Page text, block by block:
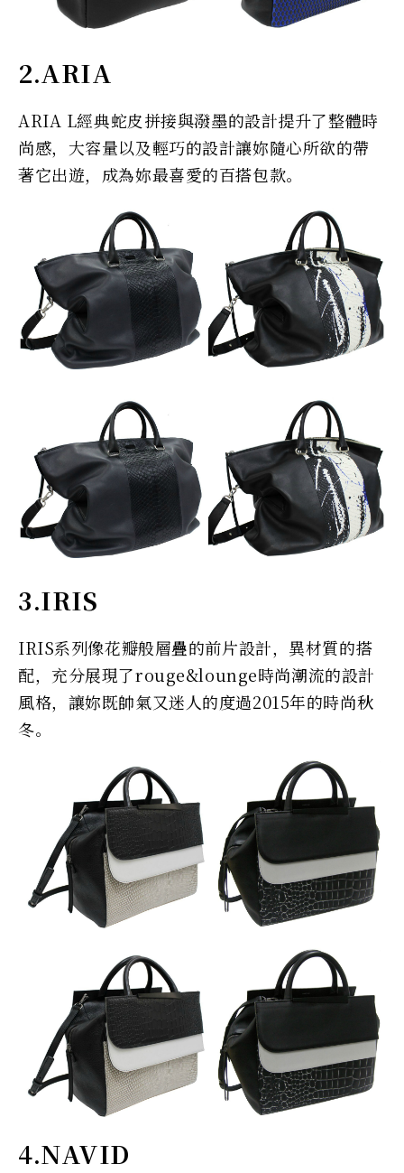
2.ARIA
ARIA L經典蛇皮拼接與潑墨的設計提升了整體時
尚感，大容量以及輕巧的設計讓妳隨心所欲的帶
著它出遊，成為妳最喜愛的百搭包款。
3.IRIS
IRIS系列像花瓣般層疊的前片設計，異材質的搭
配，充分展現了rouge&lounge時尚潮流的設計
風格，讓妳既帥氣又迷人的度過2015年的時尚秋
冬。
4.NAVID